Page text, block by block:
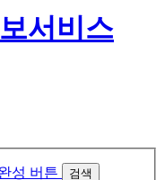
검색